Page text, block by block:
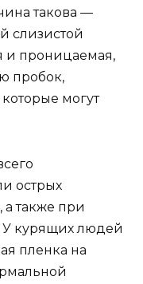
такова —
слизистой
и проницаемая,
пробок,
могут
острых
а также при
У курящих людей
пленка на